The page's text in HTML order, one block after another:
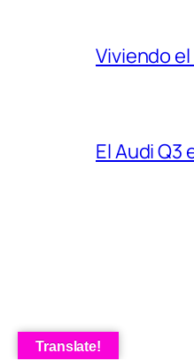
Viviendo
El Audi
Translate!